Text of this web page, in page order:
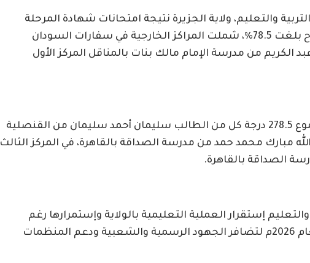
والتعليم، ولاية الجزيرة نتيجة امتحانات شهادة المرحلة
الابتدائية للعام 2026م، بنسبة نجاح بلغت 78.5%، شملت المراكز الخارجية في سفارات السودان
الكريم من مدرسة الإمام مالك بنات بالمناقل المركز الأول
وأحرزت المركز الثاني مشترك بمجموع 278.5 درجة كل من الطالب سليمان أحمد سليمان من القنصلية
مبارك محمد حمد من مدرسة الصداقة بالقاهرة، في المركز الثالث
الصداقة بالقاهرة.
والتعليم إستقرار العملية التعليمية بالولاية وإستمرارها رغم
التحديات وأرجع نجاح إمتحانات العام 2026م لتضافر الجهود الرسمية والشعبية ودعم المنظمات